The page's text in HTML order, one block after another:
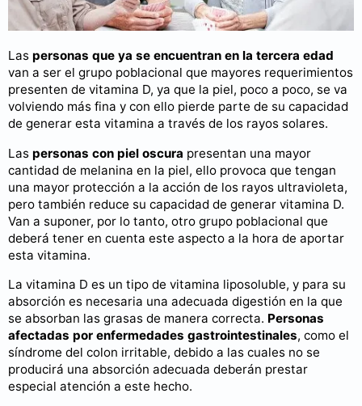
Las personas que ya se encuentran en la tercera edad
van a ser el grupo poblacional que mayores requerimientos
presenten de vitamina D, ya que la piel, poco a poco, se va
volviendo más fina y con ello pierde parte de su capacidad
de generar esta vitamina a través de los rayos solares.
Las personas con piel oscura presentan una mayor
cantidad de melanina en la piel, ello provoca que tengan
una mayor protección a la acción de los rayos ultravioleta,
pero también reduce su capacidad de generar vitamina D.
Van a suponer, por lo tanto, otro grupo poblacional que
deberá tener en cuenta este aspecto a la hora de aportar
esta vitamina.
La vitamina D es un tipo de vitamina liposoluble, y para su
absorción es necesaria una adecuada digestión en la que
se absorban las grasas de manera correcta. Personas
afectadas por enfermedades gastrointestinales, como el
síndrome del colon irritable, debido a las cuales no se
producirá una absorción adecuada deberán prestar
especial atención a este hecho.